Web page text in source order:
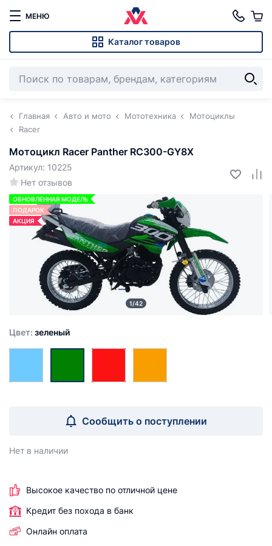
МЕНЮ
Каталог товаров
Главная Авто и мото Мототехника
Мотоциклы
Racer
Мотоцикл Racer Panther RC300-GY8X
Нет отзывов
Артикул: 10225
ОБНОВЛЕННАЯ МОДЕЛЬ
ПОДАРОК
АКЦИЯ
1/42
Цвет: зеленый
Сообщить о поступлении
Нет в наличии
Высокое качество по отличной цене
Кредит без похода в банк
Онлайн оплата